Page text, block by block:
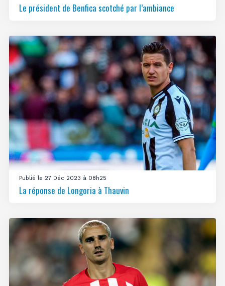
Le président de Benfica scotché par l’ambiance
Publié le 27 Déc 2023 à 08h25
La réponse de Longoria à Thauvin